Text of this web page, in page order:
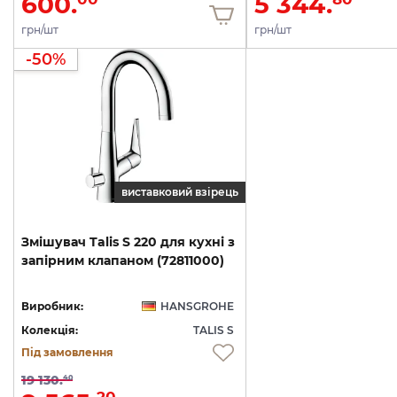
грн/шт грн/шт
виставковий взірець
-50%
Змішувач Talis S 220 для кухні з
запірним клапаном (72811000)
Виробник:
HANSGROHE
Колекція:
TALIS S
Під замовлення
19 130.40